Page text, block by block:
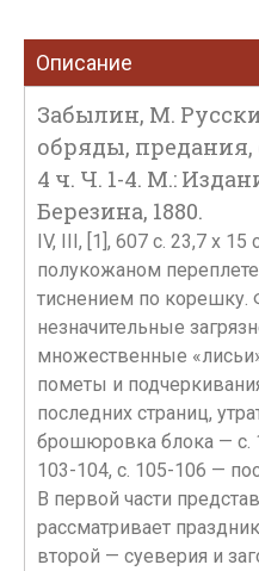
Описание
Забылин, М.
обряды, предания,
4 ч. Ч. 1-4. М.:
Березина, 1880.
IV, III, [1], 607 с. 23,7 x
полукожаном
тиснением по
незначительные
множественные
пометы и
последних страниц,
брошюровка блока — с.
103-104, с. 105-106 —
В первой части
рассматривает
второй — суеверия и